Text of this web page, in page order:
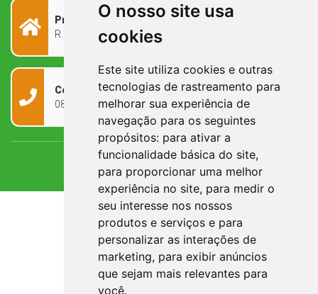
O nosso site usa
cookies
Este site utiliza cookies e outras
tecnologias de rastreamento para
melhorar sua experiência de
navegação para os seguintes
propósitos: para ativar a
funcionalidade básica do site,
para proporcionar uma melhor
experiência no site, para medir o
seu interesse nos nossos
produtos e serviços e para
personalizar as interações de
marketing, para exibir anúncios
que sejam mais relevantes para
você.
Prefeitura Municipal
R. Rivadávia Corrêa, 858 - Centro - RS, 97573-010
Contato
0800 090 2050